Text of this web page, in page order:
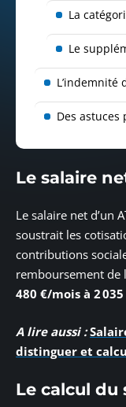
La
Le
L’indemnité
Des
Le salaire
Le salaire net d’un
soustrait les
contributions
remboursement de
480 €/mois à 2
A lire aussi :
distinguer et
Le calcul du